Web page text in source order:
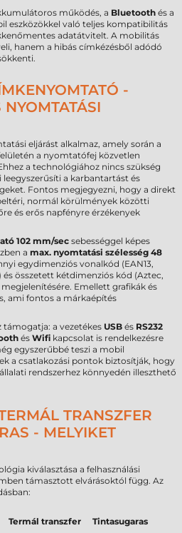
működés, a Bluetooth és a
eszközökkel való teljes kompatibilitás
adatátvitelt. A mobilitás
hanem a hibás címkézésből adódó
-
eljárást alkalmaz, amely során a
a nyomtatófej közvetlen
a technológiához nincs szükség
leegyszerűsíti a karbantartást és
Fontos megjegyezni, hogy a direkt
normál körülmények közötti
és erős napfényre érzékenyek
102 mm/sec sebességgel képes
a max. nyomtatási szélesség 48
egydimenziós vonalkód (EAN13,
és összetett kétdimenziós kód (Aztec,
megjelenítésére. Emellett grafikák és
ami fontos a márkaépítés
a vezetékes USB és RS232
és Wifi kapcsolat is rendelkezésre
egyszerűbbé teszi a mobil
a csatlakozási pontok biztosítják, hogy
rendszerhez könnyedén illeszthető
TRANSZFER
- MELYIKET
kiválasztása a felhasználási
támasztott elvárásoktól függ. Az
Termál transzfer Tintasugaras